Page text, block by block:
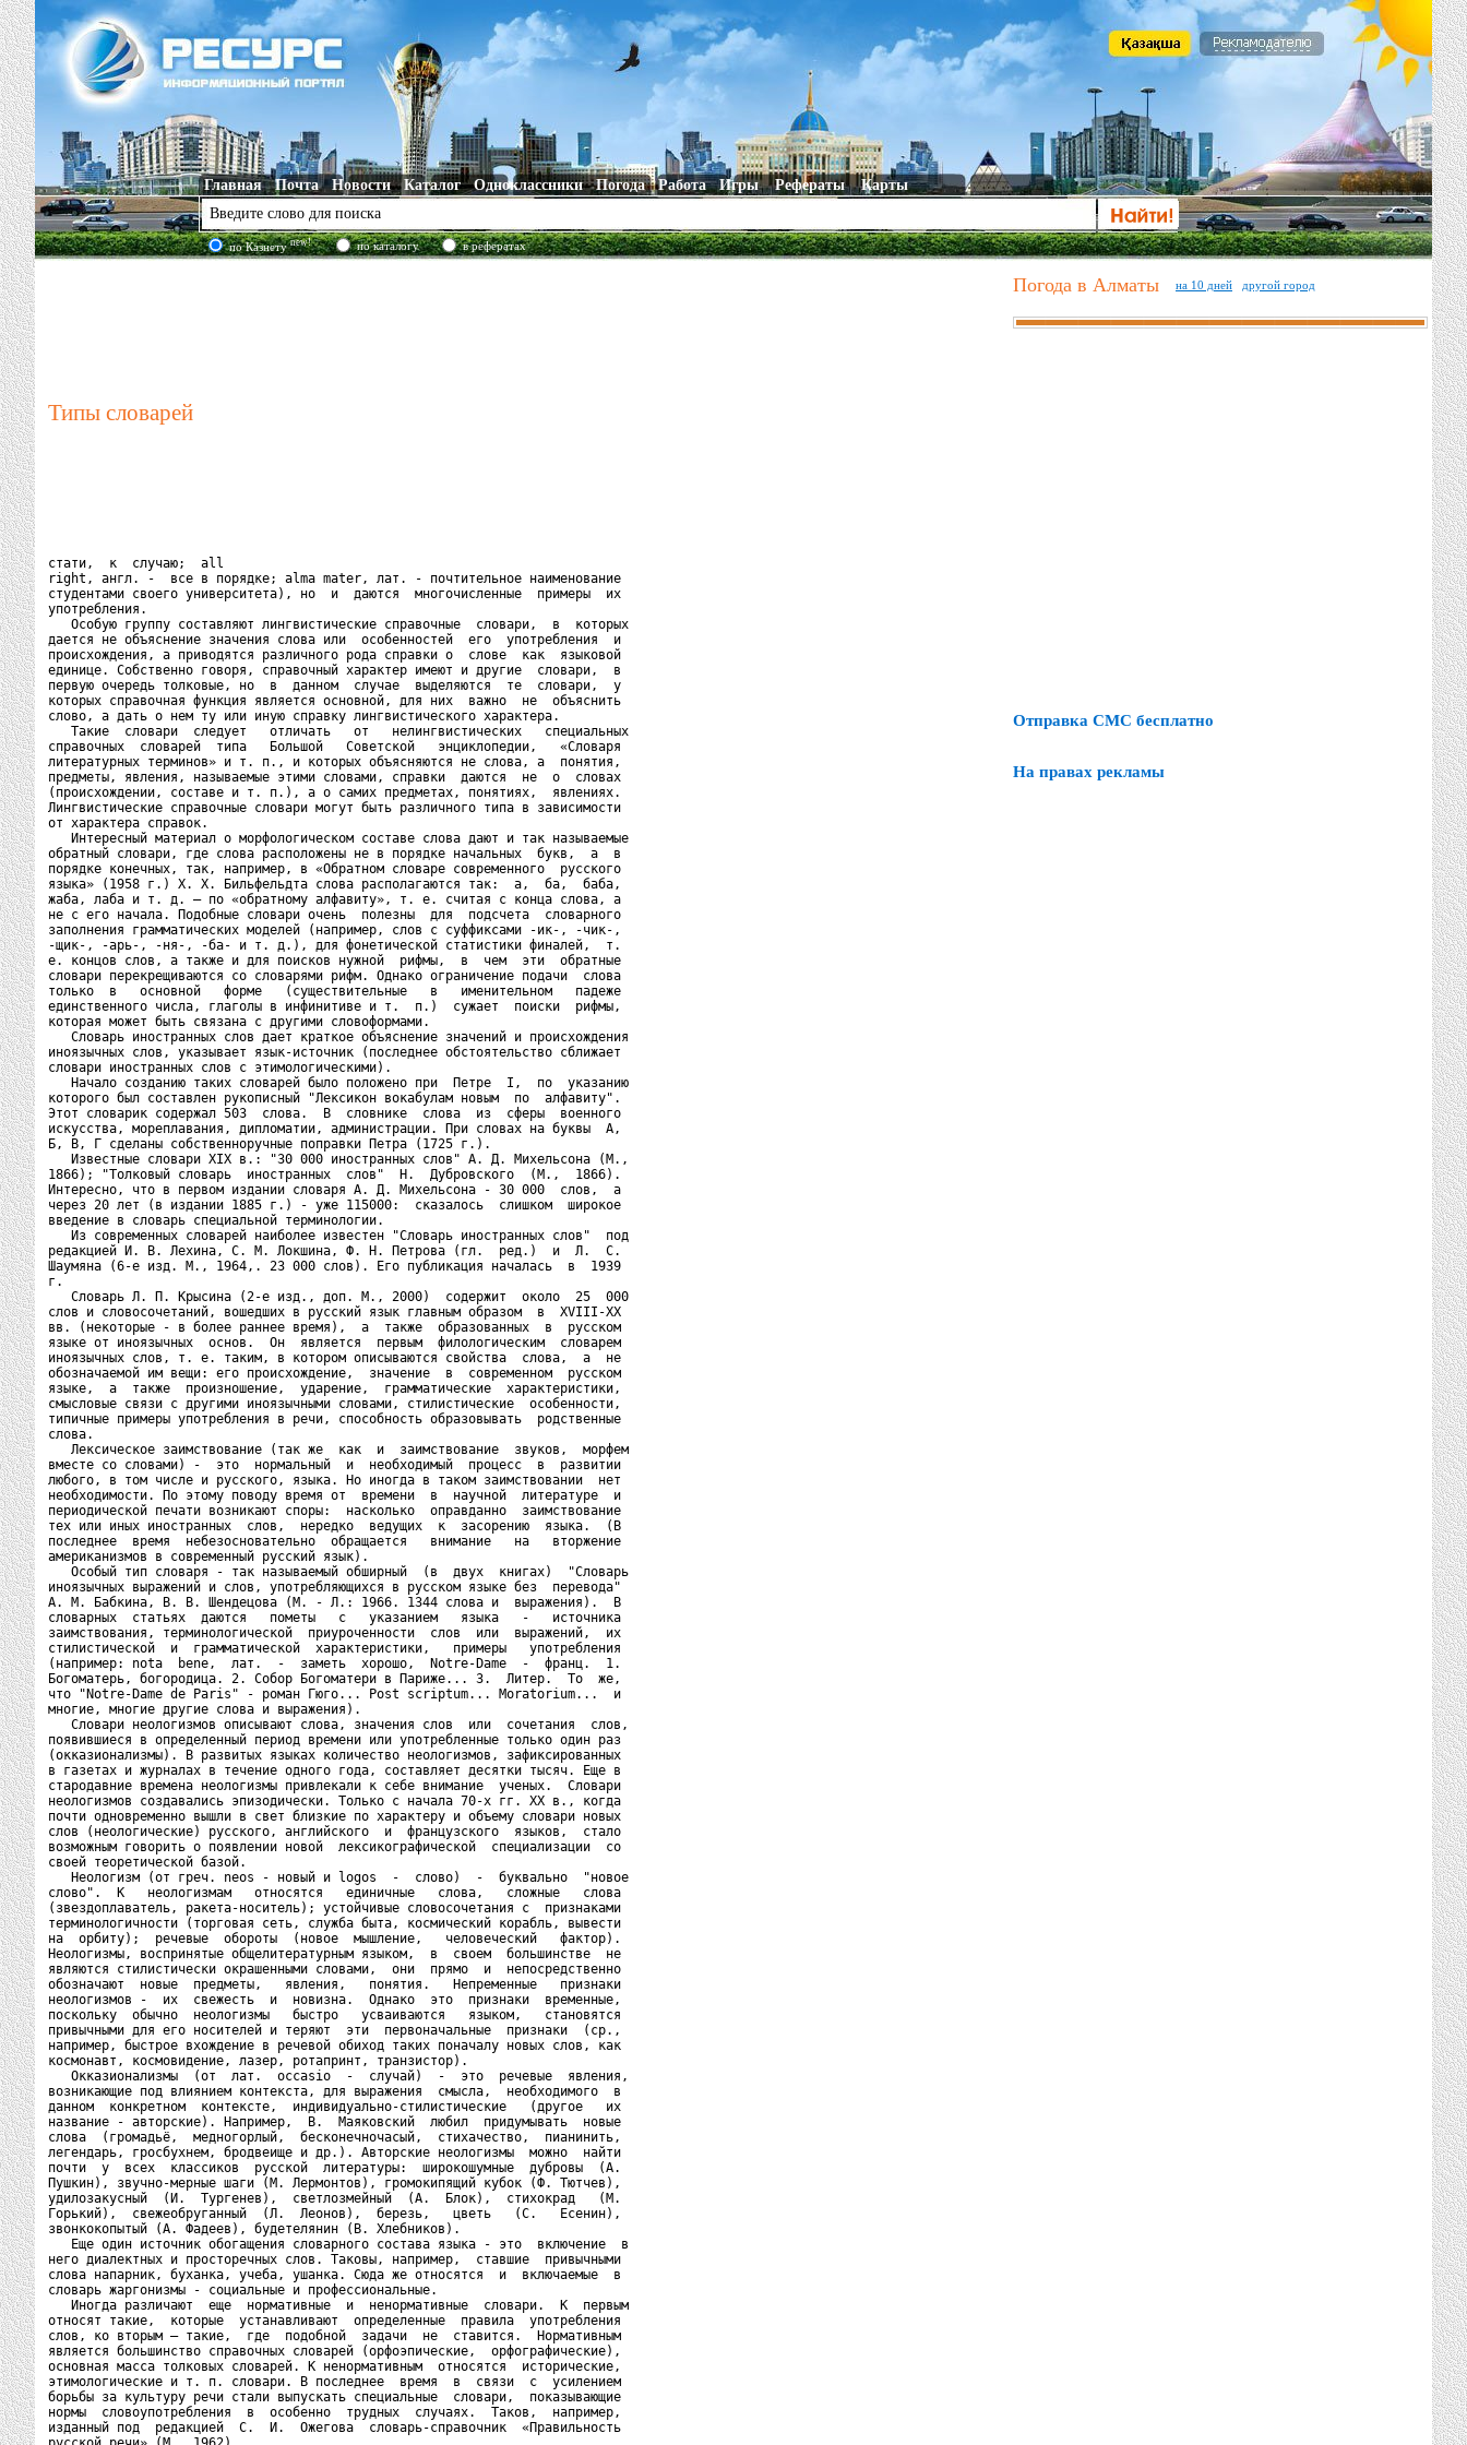
Главная Почта Новости Каталог Одноклассники Погода Работа Игры Рефераты Карты
по Казнетуnew! по каталогу в рефератах
Типы словарей
стати,  к  случаю;  all
right, англ. -  все в порядке; alma mater, лат. - почтительное наименование
студентами своего университета), но  и  даются  многочисленные  примеры  их
употребления.
   Особую группу составляют лингвистические справочные  словари,  в  которых
дается не объяснение значения слова или  особенностей  его  употребления  и
происхождения, а приводятся различного рода справки о  слове  как  языковой
единице. Собственно говоря, справочный характер имеют и другие  словари,  в
первую очередь толковые, но  в  данном  случае  выделяются  те  словари,  у
которых справочная функция является основной, для них  важно  не  объяснить
слово, а дать о нем ту или иную справку лингвистического характера.
   Такие  словари  следует   отличать   от   нелингвистических   специальных
справочных  словарей  типа   Большой   Советской   энциклопедии,   «Словаря
литературных терминов» и т. п., и которых объясняются не слова, а  понятия,
предметы, явления, называемые этими словами, справки  даются  не  о  словах
(происхождении, составе и т. п.), а о самих предметах, понятиях,  явлениях.
Лингвистические справочные словари могут быть различного типа в зависимости
от характера справок.
   Интересный материал о морфологическом составе слова дают и так называемые
обратный словари, где слова расположены не в порядке начальных  букв,  а  в
порядке конечных, так, например, в «Обратном словаре современного  русского
языка» (1958 г.) X. X. Бильфельдта слова располагаются так:  а,  ба,  баба,
жаба, лаба и т. д. — по «обратному алфавиту», т. е. считая с конца слова, а
не с его начала. Подобные словари очень  полезны  для  подсчета  словарного
заполнения грамматических моделей (например, слов с суффиксами -ик-, -чик-,
-щик-, -арь-, -ня-, -ба- и т. д.), для фонетической статистики финалей,  т.
е. концов слов, а также и для поисков нужной  рифмы,  в  чем  эти  обратные
словари перекрещиваются со словарями рифм. Однако ограничение подачи  слова
только  в   основной   форме   (существительные   в   именительном   падеже
единственного числа, глаголы в инфинитиве и т.  п.)  сужает  поиски  рифмы,
которая может быть связана с другими словоформами.
   Словарь иностранных слов дает краткое объяснение значений и происхождения
иноязычных слов, указывает язык-источник (последнее обстоятельство сближает
словари иностранных слов с этимологическими).
   Начало созданию таких словарей было положено при  Петре  I,  по  указанию
которого был составлен рукописный "Лексикон вокабулам новым  по  алфавиту".
Этот словарик содержал 503  слова.  В  словнике  слова  из  сферы  военного
искусства, мореплавания, дипломатии, администрации. При словах на буквы  А,
Б, В, Г сделаны собственноручные поправки Петра (1725 г.).
   Известные словари XIX в.: "30 000 иностранных слов" А. Д. Михельсона (М.,
1866); "Толковый словарь  иностранных  слов"  Н.  Дубровского  (М.,  1866).
Интересно, что в первом издании словаря А. Д. Михельсона - 30 000  слов,  а
через 20 лет (в издании 1885 г.) - уже 115000:  сказалось  слишком  широкое
введение в словарь специальной терминологии.
   Из современных словарей наиболее известен "Словарь иностранных слов"  под
редакцией И. В. Лехина, С. М. Локшина, Ф. Н. Петрова (гл.  ред.)  и  Л.  С.
Шаумяна (6-е изд. М., 1964,. 23 000 слов). Его публикация началась  в  1939
г.
   Словарь Л. П. Крысина (2-е изд., доп. М., 2000)  содержит  около  25  000
слов и словосочетаний, вошедших в русский язык главным образом  в  XVIII-XX
вв. (некоторые - в более раннее время),  а  также  образованных  в  русском
языке от иноязычных  основ.  Он  является  первым  филологическим  словарем
иноязычных слов, т. е. таким, в котором описываются свойства  слова,  а  не
обозначаемой им вещи: его происхождение,  значение  в  современном  русском
языке,  а  также  произношение,  ударение,  грамматические  характеристики,
смысловые связи с другими иноязычными словами, стилистические  особенности,
типичные примеры употребления в речи, способность образовывать  родственные
слова.
   Лексическое заимствование (так же  как  и  заимствование  звуков,  морфем
вместе со словами) -  это  нормальный  и  необходимый  процесс  в  развитии
любого, в том числе и русского, языка. Но иногда в таком заимствовании  нет
необходимости. По этому поводу время от  времени  в  научной  литературе  и
периодической печати возникают споры:  насколько  оправданно  заимствование
тех или иных иностранных  слов,  нередко  ведущих  к  засорению  языка.  (В
последнее  время  небезосновательно  обращается   внимание   на   вторжение
американизмов в современный русский язык).
   Особый тип словаря - так называемый обширный  (в  двух  книгах)  "Словарь
иноязычных выражений и слов, употребляющихся в русском языке без  перевода"
А. М. Бабкина, В. В. Шендецова (М. - Л.: 1966. 1344 слова и  выражения).  В
словарных  статьях  даются   пометы   с   указанием   языка   -   источника
заимствования, терминологической  приуроченности  слов  или  выражений,  их
стилистической  и  грамматической  характеристики,   примеры   употребления
(например: nota  bene,  лат.  -  заметь  хорошо,  Notre-Dame  -  франц.  1.
Богоматерь, богородица. 2. Собор Богоматери в Париже... 3.  Литер.  То  же,
что "Notre-Dame de Paris" - роман Гюго... Post scriptum... Moratorium...  и
многие, многие другие слова и выражения).
   Словари неологизмов описывают слова, значения слов  или  сочетания  слов,
появившиеся в определенный период времени или употребленные только один раз
(окказионализмы). В развитых языках количество неологизмов, зафиксированных
в газетах и журналах в течение одного года, составляет десятки тысяч. Еще в
стародавние времена неологизмы привлекали к себе внимание  ученых.  Словари
неологизмов создавались эпизодически. Только с начала 70-х гг. XX в., когда
почти одновременно вышли в свет близкие по характеру и объему словари новых
слов (неологические) русского, английского  и  французского  языков,  стало
возможным говорить о появлении новой  лексикографической  специализации  со
своей теоретической базой.
   Неологизм (от греч. neos - новый и logos  -  слово)  -  буквально  "новое
слово".  К   неологизмам   относятся   единичные   слова,   сложные   слова
(звездоплаватель, ракета-носитель); устойчивые словосочетания с  признаками
терминологичности (торговая сеть, служба быта, космический корабль, вывести
на  орбиту);  речевые  обороты  (новое  мышление,   человеческий   фактор).
Неологизмы, воспринятые общелитературным языком,  в  своем  большинстве  не
являются стилистически окрашенными словами,  они  прямо  и  непосредственно
обозначают  новые  предметы,   явления,   понятия.   Непременные   признаки
неологизмов -  их  свежесть  и  новизна.  Однако  это  признаки  временные,
поскольку  обычно  неологизмы   быстро   усваиваются   языком,   становятся
привычными для его носителей и теряют  эти  первоначальные  признаки  (ср.,
например, быстрое вхождение в речевой обиход таких поначалу новых слов, как
космонавт, космовидение, лазер, ротапринт, транзистор).
   Окказионализмы  (от  лат.  occasio  -  случай)  -  это  речевые  явления,
возникающие под влиянием контекста, для выражения  смысла,  необходимого  в
данном  конкретном  контексте,  индивидуально-стилистические   (другое   их
название - авторские). Например,  В.  Маяковский  любил  придумывать  новые
слова  (громадьё,  медногорлый,  бесконечночасый,  стихачество,  пианинить,
легендарь, гросбухнем, бродвеище и др.). Авторские неологизмы  можно  найти
почти  у  всех  классиков  русской  литературы:  широкошумные  дубровы  (А.
Пушкин), звучно-мерные шаги (М. Лермонтов), громокипящий кубок (Ф. Тютчев),
удилозакусный  (И.  Тургенев),  светлозмейный  (А.  Блок),  стихокрад   (М.
Горький),  свежеобруганный  (Л.  Леонов),  березь,   цветь   (С.   Есенин),
звонкокопытый (А. Фадеев), будетелянин (В. Хлебников).
   Еще один источник обогащения словарного состава языка - это  включение  в
него диалектных и просторечных слов. Таковы, например,  ставшие  привычными
слова напарник, буханка, учеба, ушанка. Сюда же относятся  и  включаемые  в
словарь жаргонизмы - социальные и профессиональные.
   Иногда различают  еще  нормативные  и  ненормативные  словари.  К  первым
относят такие,  которые  устанавливают  определенные  правила  употребления
слов, ко вторым — такие,  где  подобной  задачи  не  ставится.  Нормативным
является большинство справочных словарей (орфоэпические,  орфографические),
основная масса толковых словарей. К ненормативным  относятся  исторические,
этимологические и т. п. словари. В последнее  время  в  связи  с  усилением
борьбы за культуру речи стали выпускать специальные  словари,  показывающие
нормы  словоупотребления  в  особенно  трудных  случаях.  Таков,  например,
изданный под  редакцией  С.  И.  Ожегова  словарь-справочник  «Правильность
Погода в Алматы на 10 дней другой город
Отправка СМС бесплатно
На правах рекламы